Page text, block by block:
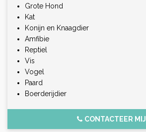
Grote Hond
Kat
Konijn en Knaagdier
Amfibie
Reptiel
Vis
Vogel
Paard
Boerderijdier
CONTACTEER MIJ